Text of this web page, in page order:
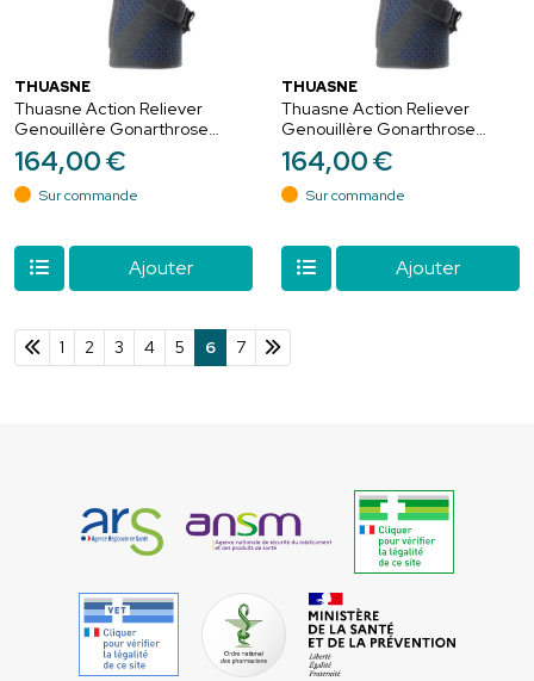
THUASNE
Thuasne Action Reliever
Genouillère Gonarthrose
Médial Droit/Latéral Gauche –
Soulagement et stabilisation
164,00€
Sur commande
Ajouter
THUASNE
Thuasne Action Reliever
Genouillère Gonarthrose
Médial Gauche/Latéral Droit –
Soulagement et stabilisation
164,00€
Sur commande
Ajouter
1 2 3 4 5 6 7